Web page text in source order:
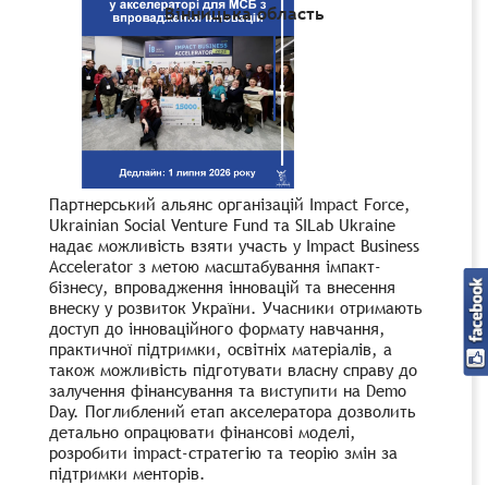
Вінницька область
Партнерський альянс організацій Impact Force,
Ukrainian Social Venture Fund та SILab Ukraine
надає можливість взяти участь у Impact Business
Accelerator з метою масштабування імпакт-
бізнесу, впровадження інновацій та внесення
внеску у розвиток України. Учасники отримають
доступ до інноваційного формату навчання,
практичної підтримки, освітніх матеріалів, а
також можливість підготувати власну справу до
залучення фінансування та виступити на Demo
Day. Поглиблений етап акселератора дозволить
детально опрацювати фінансові моделі,
розробити impact-стратегію та теорію змін за
підтримки менторів.